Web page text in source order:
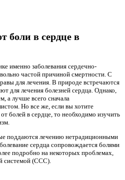
боли в сердце в
именно заболевания сердечно-
частой причиной смертности. С
для лечения. В природе встречаются
для лечения болезней сердца. Однако,
а лучше всего сначала
Но все же, если вы хотите
болей в сердце, то необходимо изучить
поддаются лечению нетрадиционными
сердца сопровождается болями
подробно на некоторых проблемах,
системой (ССС).